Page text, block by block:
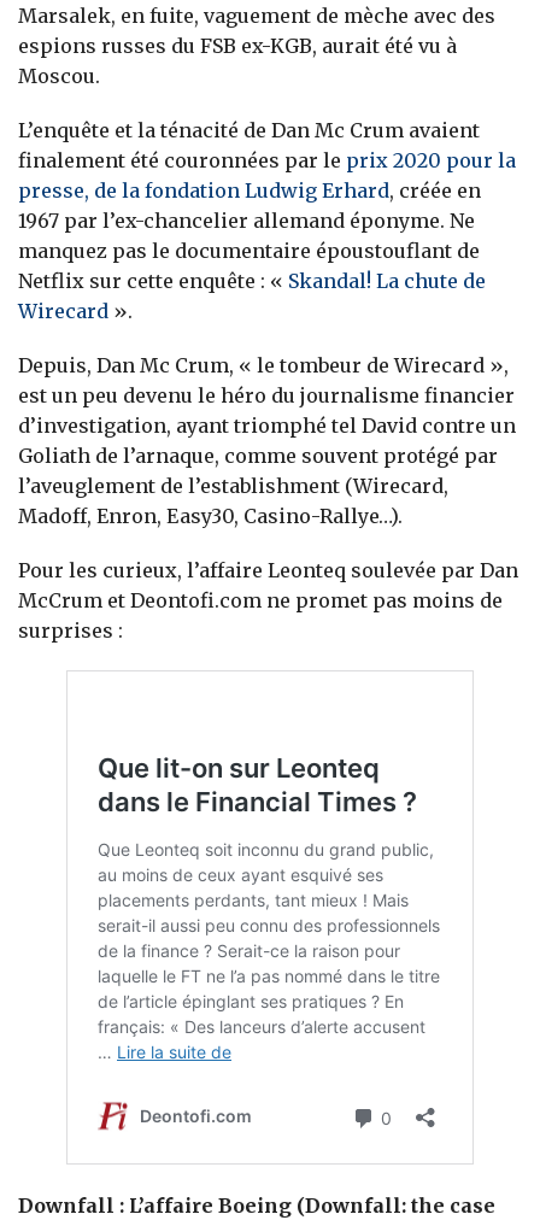
Marsalek, en fuite, vaguement de mèche avec des
espions russes du FSB ex-KGB, aurait été vu à
Moscou.
L’enquête et la ténacité de Dan Mc Crum avaient
finalement été couronnées par le prix 2020 pour la
presse, de la fondation Ludwig Erhard, créée en
1967 par l’ex-chancelier allemand éponyme. Ne
manquez pas le documentaire époustouflant de
Netflix sur cette enquête : « Skandal! La chute de
Wirecard ».
Depuis, Dan Mc Crum, « le tombeur de Wirecard »,
est un peu devenu le héro du journalisme financier
d’investigation, ayant triomphé tel David contre un
Goliath de l’arnaque, comme souvent protégé par
l’aveuglement de l’establishment (Wirecard,
Madoff, Enron, Easy30, Casino-Rallye…).
Pour les curieux, l’affaire Leonteq soulevée par Dan
McCrum et Deontofi.com ne promet pas moins de
surprises :
Downfall : L’affaire Boeing (Downfall: the case